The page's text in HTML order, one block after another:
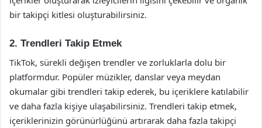
bir takipçi kitlesi oluşturabilirsiniz.
2. Trendleri Takip Etmek
TikTok, sürekli değişen trendler ve zorluklarla dolu bir
platformdur. Popüler müzikler, danslar veya meydan
okumalar gibi trendleri takip ederek, bu içeriklere katılabilir
ve daha fazla kişiye ulaşabilirsiniz. Trendleri takip etmek,
içeriklerinizin görünürlüğünü artırarak daha fazla takipçi